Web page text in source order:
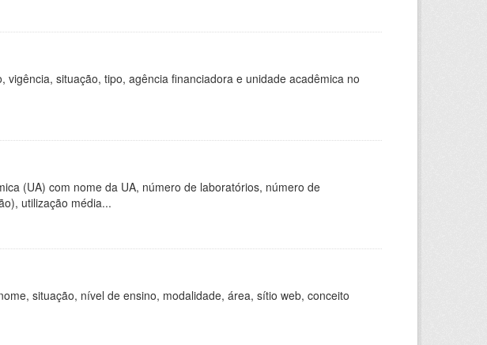
situação, tipo, agência financiadora e unidade acadêmica no
(UA) com nome da UA, número de laboratórios, número de
utilização média...
situação, nível de ensino, modalidade, área, sítio web, conceito